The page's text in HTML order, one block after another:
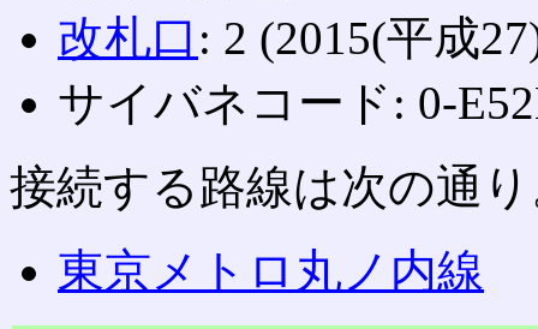
改札口 : 2 (2015(平成
サイバネコード: 0-
接続する路線は次の通
東京メトロ丸ノ内線